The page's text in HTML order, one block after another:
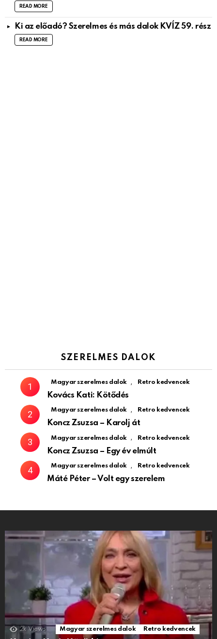
READ MORE
Ki az előadó? Szerelmes és más dalok KVÍZ 59. rész
READ MORE
SZERELMES DALOK
Magyar szerelmes dalok , Retro kedvencek
Kovács Kati: Kötődés
Magyar szerelmes dalok , Retro kedvencek
Koncz Zsuzsa – Karolj át
Magyar szerelmes dalok , Retro kedvencek
Koncz Zsuzsa – Egy év elmúlt
Magyar szerelmes dalok , Retro kedvencek
Máté Péter – Volt egy szerelem
2k Views Magyar szerelmes dalok Retro kedvencek